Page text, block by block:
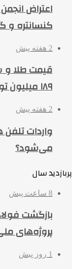
اعتراض
کنسانتره و
2 هفته پیش
قیمت طلا و
۱۸۹ میلیون تومان
2 هفته پیش
واردات تلفن
می‌شود؟
پربازدید سال
8 ساعت پیش
بازگشت
پروژه‌های
1 روز پیش